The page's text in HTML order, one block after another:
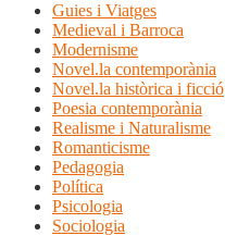
Guies i Viatges
Medieval i Barroca
Modernisme
Novel.la contemporània
Novel.la històrica i ficció
Poesia contemporània
Realisme i Naturalisme
Romanticisme
Pedagogia
Política
Psicologia
Sociologia